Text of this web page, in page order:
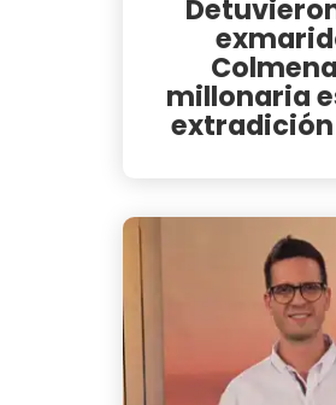
millonaria